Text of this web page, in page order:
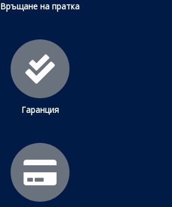
Връщане на пратка
Гаранция